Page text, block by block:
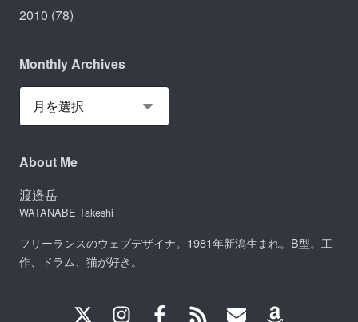
2010 (78)
Monthly Archives
About Me
渡邉岳
WATANABE Takeshi
フリーランスのウェブデザイナ。1981年新潟生まれ。B型。工
作、ドラム、猫が好き。